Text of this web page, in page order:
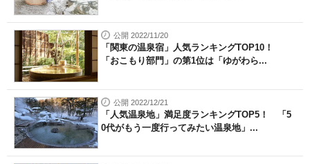
公開 2022/11/20
「関東の温泉宿」人気ランキングTOP10！
「おこもり部門」の第1位は「ゆがわら...
公開 2022/12/21
「人気温泉地」満足度ランキングTOP5！ 「5
0代がもう一度行ってみたい温泉地」...